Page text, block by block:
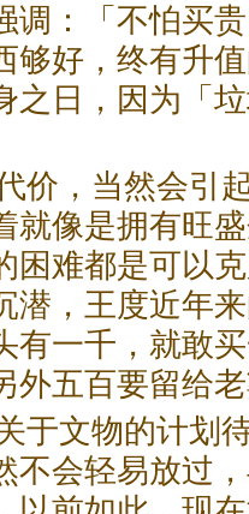
调：「不怕买
够好，终有升
之日，因为「
价，当然会引
就像是拥有旺
困难都是可以
潜，王度近年
有一千，就敢
外五百要留给
于文物的计划
不会轻易放过